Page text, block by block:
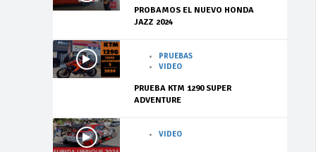
PROBAMOS EL NUEVO HONDA
JAZZ 2024
PRUEBAS
VIDEO
PRUEBA KTM 1290 SUPER
ADVENTURE
VIDEO